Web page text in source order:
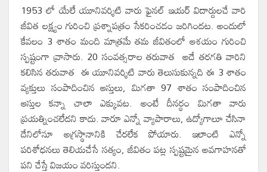
1953 లో యేలే యూనివర్శిటి వారు ఫైనల్ ఇయర్ విదార్దులచే వారి
జీవిత లక్ష్యం గురించి ప్రశ్నాపత్రం సేకరించడం జరిగిందట. అందులో
కేవలం 3 శాతం మంది మాత్రమే తమ జీవితంలో ఆశయం గురించి
స్పష్టంగా వ్రాసారు. 20 సంవత్సరాల తరువాత అదే తరగతి వారిని
కలిసిన తరువాత ఈ యూనివర్శిటి వారు తెలుసుకున్నది ఈ 3 శాతం
వ్యక్తులు సంపాదించిన ఆస్తులు, మిగతా 97 శాతం సంపాదించిన
ఆస్తుల కన్నా చాలా ఎక్కువట. అంటే దీనర్ధం మిగతా వారు
ప్రయత్నించలేదని కాదు. వారూ ఎన్నో వ్యాపారాలు, ఉద్యోగాలూ చేసినా
దేనిలోనూ అగ్రస్థానానికి చేరలేక పోయారు. ఇలాంటి ఎన్నో
పరిశోధనలు తెలియచేసే సత్యం, జీవితం పట్ల స్పష్టమైన అవగాహనతో
పని చేస్తే విజయం వరిస్తుందని.